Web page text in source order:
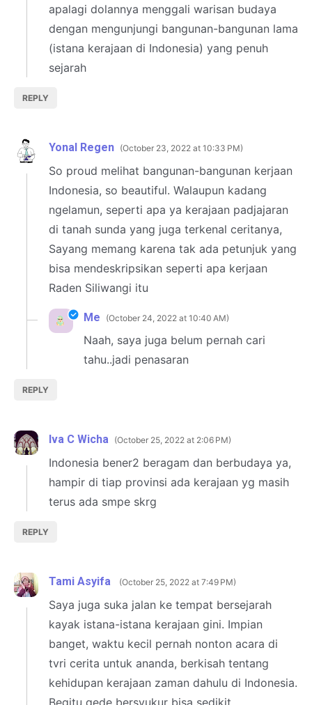
apalagi dolannya menggali warisan budaya
dengan mengunjungi bangunan-bangunan lama
(istana kerajaan di Indonesia) yang penuh
sejarah
REPLY
Yonal Regen October 23, 2022 at 10:33 PM
So proud melihat bangunan-bangunan kerjaan
Indonesia, so beautiful. Walaupun kadang
ngelamun, seperti apa ya kerajaan padjajaran
di tanah sunda yang juga terkenal ceritanya,
Sayang memang karena tak ada petunjuk yang
bisa mendeskripsikan seperti apa kerjaan
Raden Siliwangi itu
REPLY
Me October 24, 2022 at 10:40 AM
Naah, saya juga belum pernah cari
tahu..jadi penasaran
Iva C Wicha October 25, 2022 at 2:06 PM
Indonesia bener2 beragam dan berbudaya ya,
hampir di tiap provinsi ada kerajaan yg masih
terus ada smpe skrg
REPLY
Tami Asyifa October 25, 2022 at 7:49 PM
Saya juga suka jalan ke tempat bersejarah
kayak istana-istana kerajaan gini. Impian
banget, waktu kecil pernah nonton acara di
tvri cerita untuk ananda, berkisah tentang
kehidupan kerajaan zaman dahulu di Indonesia.
Begitu gede bersyukur bisa sedikit